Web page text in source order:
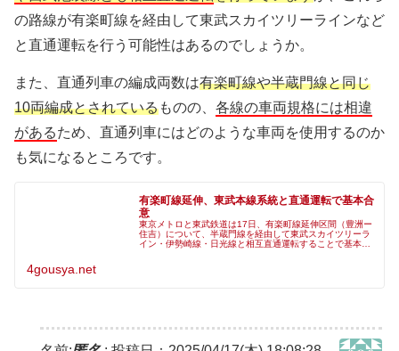
の路線が有楽町線を経由して東武スカイツリーラインなど
と直通運転を行う可能性はあるのでしょうか。
また、直通列車の編成両数は有楽町線や半蔵門線と同じ
10両編成とされているものの、 各線の車両規格には相違
があるため、直通列車にはどのような車両を使用するのか
も気になるところです。
有楽町線延伸、東武本線系統と直通運転で基本合
意
東京メトロと東武鉄道は17日、有楽町線延伸区間（豊洲ー
住吉）について、半蔵門線を経由して東武スカイツリーラ
イン・伊勢崎線・日光線と相互直通運転することで基本合
4gousya.net